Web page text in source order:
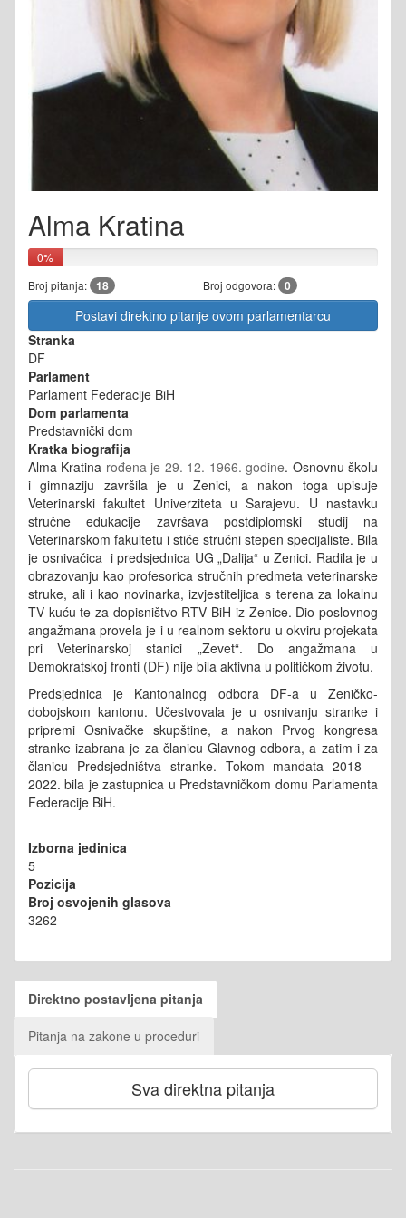
Alma Kratina
0%
Broj pitanja: 18 Broj odgovora: 0
Postavi direktno pitanje ovom parlamentarcu
Stranka
DF
Parlament
Parlament Federacije BiH
Dom parlamenta
Predstavnički dom
Kratka biografija
Alma Kratina rođena je 29. 12. 1966. godine. Osnovnu školu
i gimnaziju završila je u Zenici, a nakon toga upisuje
Veterinarski fakultet Univerziteta u Sarajevu. U nastavku
stručne edukacije završava postdiplomski studij na
Veterinarskom fakultetu i stiče stručni stepen specijaliste. Bila
je osnivačica i predsjednica UG „Dalija“ u Zenici. Radila je u
obrazovanju kao profesorica stručnih predmeta veterinarske
struke, ali i kao novinarka, izvjestiteljica s terena za lokalnu
TV kuću te za dopisništvo RTV BiH iz Zenice. Dio poslovnog
angažmana provela je i u realnom sektoru u okviru projekata
pri Veterinarskoj stanici „Zevet“. Do angažmana u
Demokratskoj fronti (DF) nije bila aktivna u političkom životu.
Predsjednica je Kantonalnog odbora DF-a u Zeničko-
dobojskom kantonu. Učestvovala je u osnivanju stranke i
pripremi Osnivačke skupštine, a nakon Prvog kongresa
stranke izabrana je za članicu Glavnog odbora, a zatim i za
članicu Predsjedništva stranke. Tokom mandata 2018 –
2022. bila je zastupnica u Predstavničkom domu Parlamenta
Federacije BiH.
Izborna jedinica
5
Pozicija
Broj osvojenih glasova
3262
Direktno postavljena pitanja
Pitanja na zakone u proceduri
Sva direktna pitanja